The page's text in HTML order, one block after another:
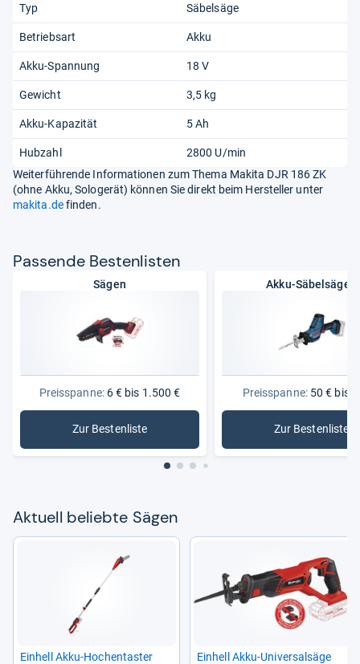
Typ Säbelsäge
Betriebsart Akku
Akku-Spannung 18 V
Gewicht 3,5 kg
Akku-Kapazität 5 Ah
Hubzahl
2800 U/min
Weiterführende Informationen zum Thema Makita DJR 186 ZK
(ohne Akku, Sologerät) können Sie direkt beim Hersteller unter
makita.definden.
Pas­sende Bes­ten­lis­ten
Sägen
Preisspanne:6 € bis 1.500 €
Zur Bestenliste
: Sägen
Akku-Säbelsägen
Preisspanne:50 € bis
Zur Bestenliste
: Akku-
Aktu­ell beliebte Sägen
Ein­hell Akku-​Hoch­en­tas­ter
Ein­hell Akku-​Uni­ver­sal­säge